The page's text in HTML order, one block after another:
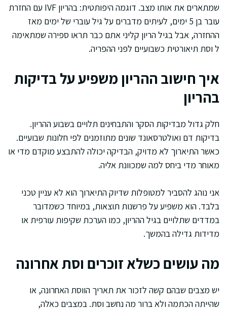
שמתארים את אותו מצב. דוגמה היפותטית: בהריון IVF עם החזרת
עובר בן 5 ימים, לעיתים מדברים על גיל עוברי של ימים מאז
ההחזרה, אבל בגיל הריון קליני אתם כבר תראו ספירה שמתאימה
ל וסת תיאורטית כשבועיים לפני ההפריה.
איך חישוב ההריון משפיע על בדיקות
בהריון
חלק גדול מבדיקות הסקר והתבחינים תלויים בשבוע ההריון.
בדיקות דם ואולטרסאונד שונים מתוזמנים לפי חלונות שבועיים.
כאשר התיארוך לא מדויק, הבדיקה יכולה להתבצע מוקדם מדי או
מאוחר מדי ביחס למה שמכוונת אליה.
אני נוהג להסביר למטופלות שדיוק התיארוך הוא לא עניין טכני
בלבד. הוא משפיע על פרשנות תוצאות, במיוחד כשמדובר
במדדים שתלויים בגיל ההריון, כמו הערכת שקיפות עורפית או
מדידות גדילה בהמשך.
מה עושים כשלא זוכרים וסת אחרונה
יש מצבים שבהם קשה לזכור את תאריך הווסת האחרונה, או
שהייתה הכתמה ולא ברור מה נחשב וסת. במצבים כאלה,